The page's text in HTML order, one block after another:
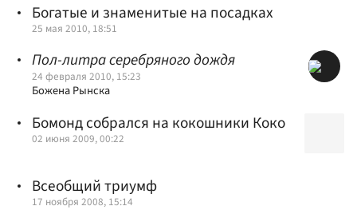
Богатые и знаменитые на посадках
25 мая 2010, 18:51
Пол-литра серебряного дождя
24 февраля 2010, 15:23
Божена Рынска
Бомонд собрался на кокошники Коко
02 июня 2009, 00:22
Всеобщий триумф
17 ноября 2008, 15:14